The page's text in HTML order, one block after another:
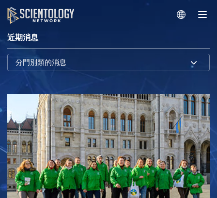
近期消息
分門別類的消息